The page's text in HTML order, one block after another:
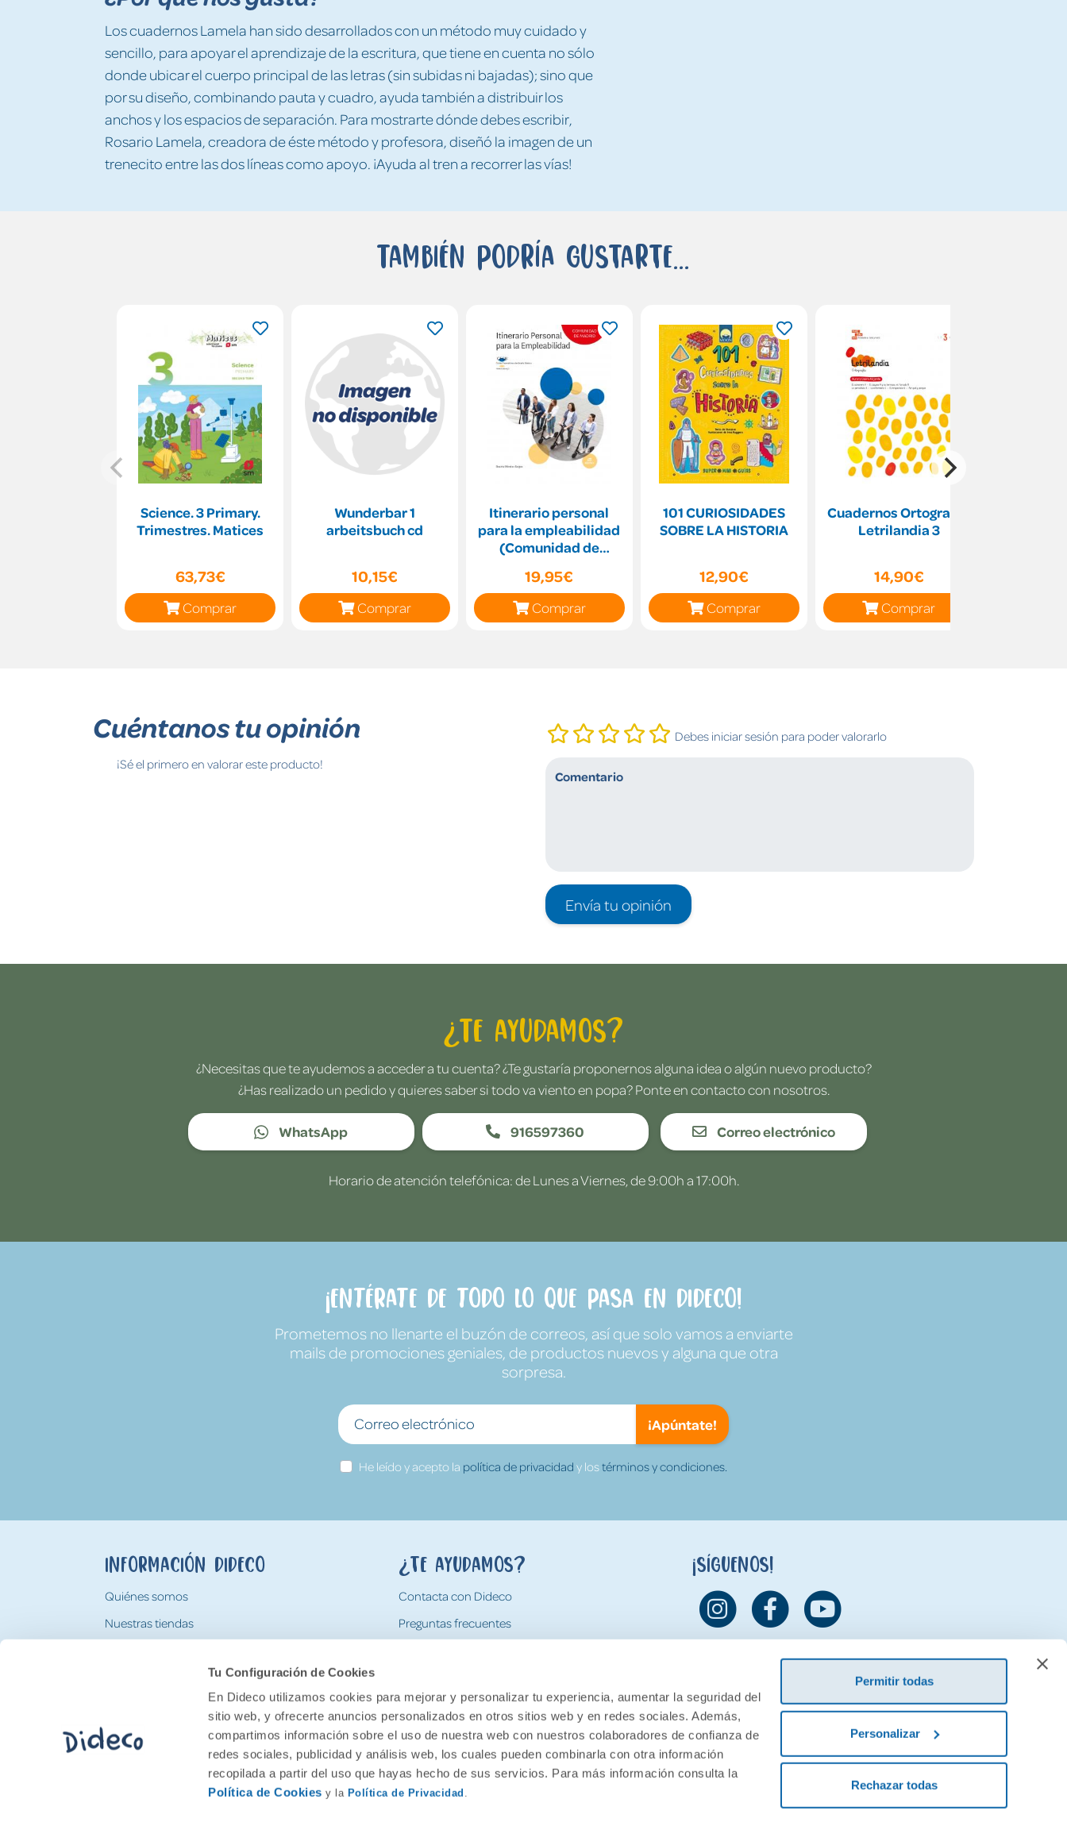
Tu Configuración de Cookies
En Dideco utilizamos cookies para mejorar y personalizar tu experiencia, aumentar la seguridad del
sitio web, y ofrecerte anuncios personalizados en otros sitios web y en redes sociales. Además,
compartimos información sobre el uso de nuestra web con nuestros colaboradores de confianza de
redes sociales, publicidad y análisis web, los cuales pueden combinarla con otra información
recopilada a partir del uso que hayas hecho de sus servicios. Para más información consulta la
Política de Cookies y la Política de Privacidad .
Permitir todas
Personalizar
Rechazar todas
Los cuadernos Lamela han sido desarrollados con un método muy cuidado y
sencillo, para apoyar el aprendizaje de la escritura, que tiene en cuenta no sólo
donde ubicar el cuerpo principal de las letras (sin subidas ni bajadas); sino que
por su diseño, combinando pauta y cuadro, ayuda también a distribuir los
anchos y los espacios de separación. Para mostrarte dónde debes escribir,
Rosario Lamela, creadora de éste método y profesora, diseñó la imagen de un
trenecito entre las dos líneas como apoyo. ¡Ayuda al tren a recorrer las vías!
También podría gustarte...
Science. 3 Primary.
Trimestres. Matices
63,73€
Comprar
Wunderbar 1
arbeitsbuch cd
10,15€
Comprar
Itinerario personal
para la empleabilidad
(Comunidad de
19,95€
Comprar
101 CURIOSIDADES
SOBRE LA HISTORIA
12,90€
Comprar
Cuadernos Ortografía.
Letrilandia 3
14,90€
Comprar
Cuéntanos tu opinión
¡Sé el primero en valorar este producto!
Debes iniciar sesión para poder valorarlo
Envía tu opinión
¿Te ayudamos?
¿Necesitas que te ayudemos a acceder a tu cuenta? ¿Te gustaría proponernos alguna idea o algún nuevo producto?
¿Has realizado un pedido y quieres saber si todo va viento en popa? Ponte en contacto con nosotros.
WhatsApp 916597360 Correo electrónico
Horario de atención telefónica: de Lunes a Viernes, de 9:00h a 17:00h.
¡Entérate de todo lo que pasa en Dideco!
Prometemos no llenarte el buzón de correos, así que solo vamos a enviarte
mails de promociones geniales, de productos nuevos y alguna que otra
sorpresa.
¡Apúntate!
He leído y acepto la política de privacidad y lostérminos y condiciones.
Información Dideco
Quiénes somos
Nuestras tiendas
Tarjeta Regalo Dideco
¿Te ayudamos?
Contacta con Dideco
Preguntas frecuentes
Devoluciones
¡Síguenos!